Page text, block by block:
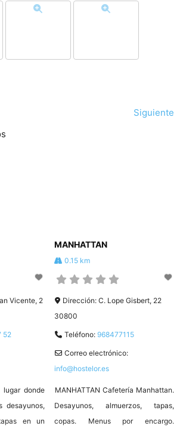
Siguiente
Vicente, 2
52
lugar donde
desayunos,
en un
MANHATTAN
0.15 km
Dirección: C. Lope Gisbert, 22
30800
Teléfono: 968477115
Correo electrónico:
info@hostelor.es
MANHATTAN Cafetería Manhattan.
Desayunos, almuerzos, tapas,
copas. Menus por encargo.